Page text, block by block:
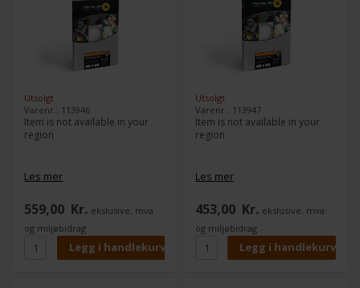
Utsolgt
Varenr.: 113946
Item is not available in your
region
Les mer
559,00 Kr. ekslusive. mva
og miljøbidrag
Utsolgt
Varenr.: 113947
Item is not available in your
region
Les mer
453,00 Kr. ekslusive. mva
og miljøbidrag